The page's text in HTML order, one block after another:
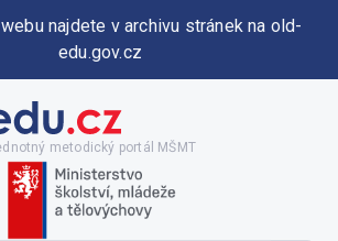
najdete v archivu stránek na old-
edu.gov.cz
metodický portál MŠMT